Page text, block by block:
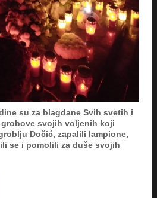
su za blagdane Svih svetih i
svojih voljenih koji
Dočić, zapalili lampione,
se i pomolili za duše svojih